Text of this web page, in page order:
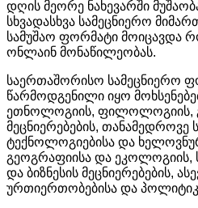
დღის მეორე ნახევარში
სხვადასხვა სამეცნიერო
სამუშაო ფორმატი მოიცავდა
ონლაინ მონაწილეობას.
საერთაშორისო სამეცნიერო
წარმოდგენილი იყო
ეთნოლოგიის, ფილოლოგიის,
მეცნიერებების,
ტექნოლოგიებისა და
გეოგრაფიისა და ეკოლოგიის,
და ბიზნესის მეცნიერებების,
ურთიერთობებისა და